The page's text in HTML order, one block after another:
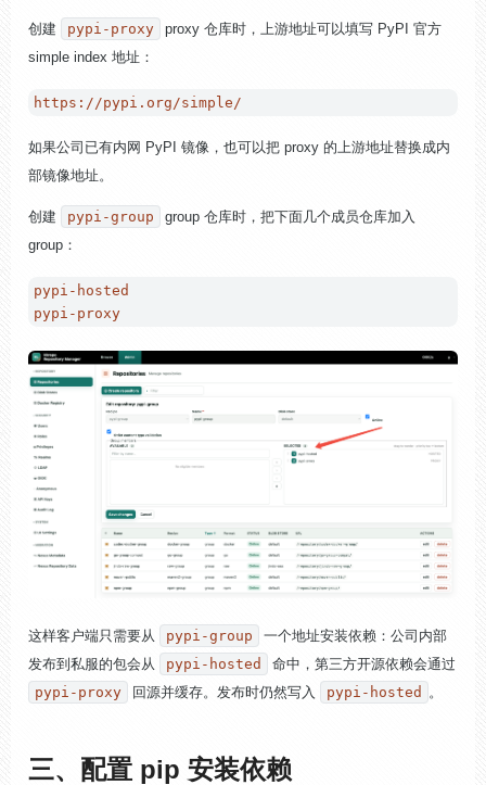
创建 pypi-proxy
proxy 仓库时，上游地址可以填写 PyPI 官方
simple index 地址：
如果公司已有内网 PyPI 镜像，也可以把 proxy 的上游地址替换成内
部镜像地址。
创建 pypi-group
group 仓库时，把下面几个成员仓库加入
group：
pypi-hosted
这样客户端只需要从 pypi-group
一个地址安装依赖：公司内部
发布到私服的包会从
pypi-hosted
命中，第三方开源依赖会通过
pypi-proxy
回源并缓存。发布时仍然写入 pypi-hosted 。
三、配置 pip 安装依赖